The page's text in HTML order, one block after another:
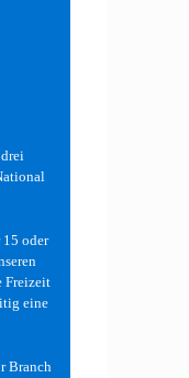
oder
Freizeit
eine
Branch